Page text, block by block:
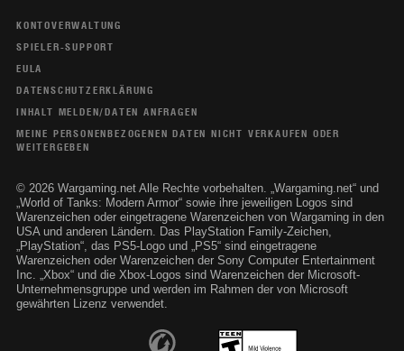
KONTOVERWALTUNG
SPIELER-SUPPORT
EULA
DATENSCHUTZERKLÄRUNG
INHALT MELDEN/DATEN ANFRAGEN
MEINE PERSONENBEZOGENEN DATEN NICHT VERKAUFEN ODER
WEITERGEBEN
© 2026 Wargaming.net Alle Rechte vorbehalten. „Wargaming.net“ und
„World of Tanks: Modern Armor“ sowie ihre jeweiligen Logos sind
Warenzeichen oder eingetragene Warenzeichen von Wargaming in den
USA und anderen Ländern. Das PlayStation Family-Zeichen,
„PlayStation“, das PS5-Logo und „PS5“ sind eingetragene
Warenzeichen oder Warenzeichen der Sony Computer Entertainment
Inc. „Xbox“ und die Xbox-Logos sind Warenzeichen der Microsoft-
Unternehmensgruppe und werden im Rahmen der von Microsoft
gewährten Lizenz verwendet.